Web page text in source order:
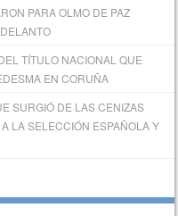
PARA OLMO DE PAZ
TÍTULO NACIONAL QUE
EN CORUÑA
SURGIÓ DE LAS CENIZAS
LA SELECCIÓN ESPAÑOLA Y